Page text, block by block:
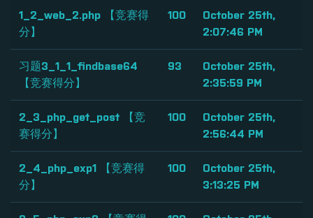
1_2_web_2.php 【竞赛得
分】
100
October 25th,
2:07:46 PM
习题3_1_1_findbase64
【竞赛得分】
93
October 25th,
2:35:59 PM
2_3_php_get_post 【竞
赛得分】
100
October 25th,
2:56:44 PM
2_4_php_exp1 【竞赛得
分】
100
October 25th,
3:13:25 PM